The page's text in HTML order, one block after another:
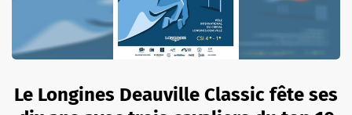
Le Longines Deauville Classic fête ses